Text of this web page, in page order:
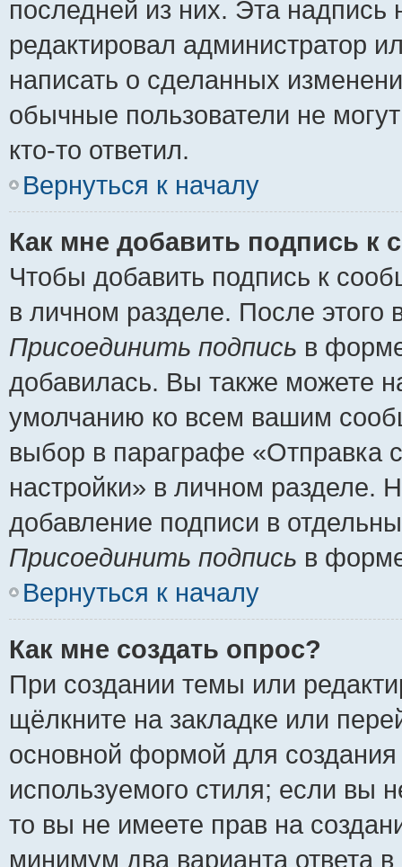
последней из них. Эта
редактировал администратор
написать о сделанных
обычные пользователи не
кто-то ответил.
Вернуться к началу
Как мне добавить подпись к
Чтобы добавить подпись к
в личном разделе. После
Присоединить подпись в
добавилась. Вы также можете
умолчанию ко всем вашим
выбор в параграфе «Отправка
настройки» в личном разделе.
добавление подписи в
Присоединить подпись в
Вернуться к началу
Как мне создать опрос?
При создании темы или
щёлкните на закладке или
основной формой для
используемого стиля; если вы
то вы не имеете прав на
минимум два варианта ответа